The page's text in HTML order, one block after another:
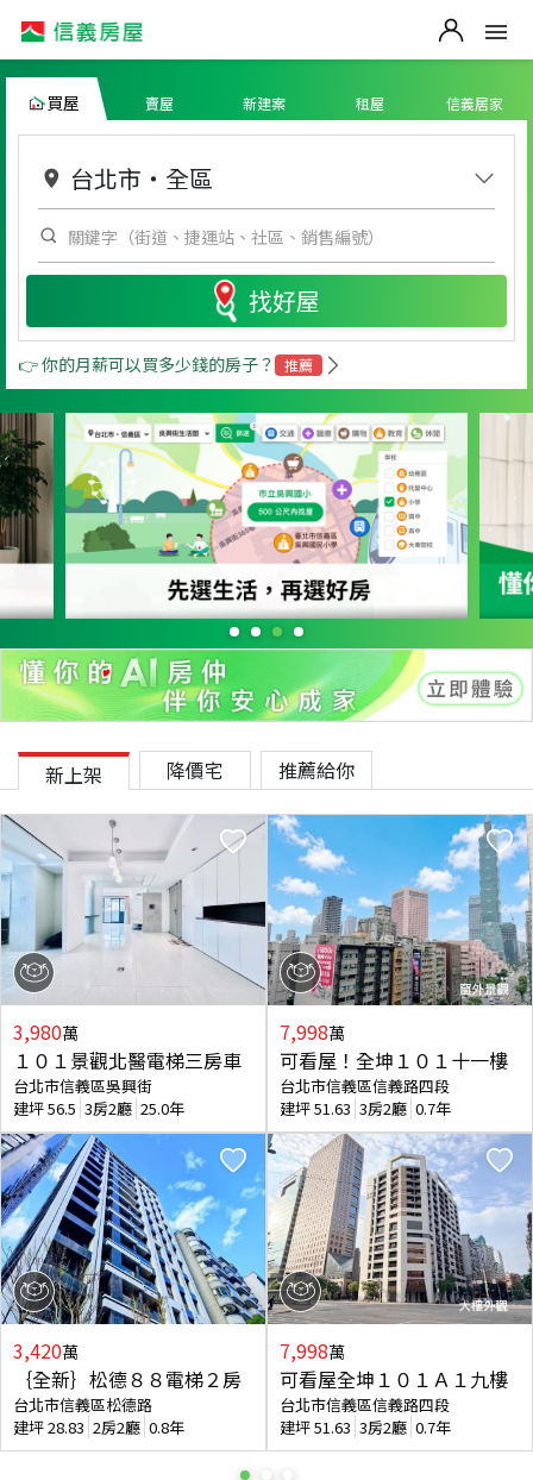
買屋 賣屋 新建案 租屋 信義居家
台北市 ・ 全區
找好屋
👉 你的月薪可以買多少錢的房子？ 推薦
新上架 降價宅 推薦給你
3,980萬
１０１景觀北醫電梯三房車
台北市信義區吳興街
建坪56.5 3房2廳 25.0年
3,420萬
｛全新｝松德８８電梯２房
台北市信義區松德路
建坪28.83 2房2廳 0.8年
7,998萬
可看屋！全坤１０１十一樓
台北市信義區信義路四段
建坪51.63 3房2廳 0.7年
7,998萬
可看屋全坤１０１Ａ１九樓
台北市信義區信義路四段
建坪51.63 3房2廳 0.7年